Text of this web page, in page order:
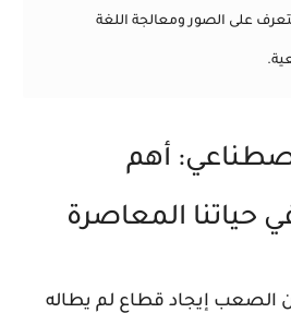
على الصور ومعالجة اللغة
أهم
حياتنا المعاصرة
أصبح من الصعب إيجاد قطاع لم يطاله